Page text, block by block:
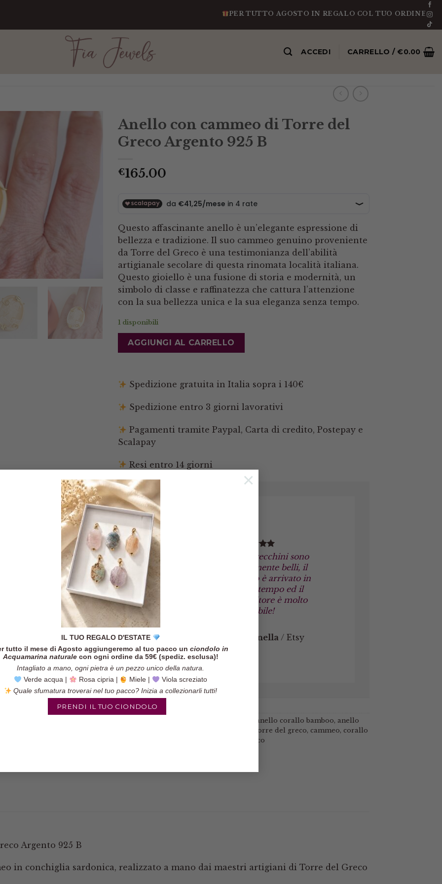
IL TUO REGALO D'ESTATE
tutto il mese di Agosto aggiungeremo al tuo pacco un ciondolo in
Acquamarina naturalecon ogni ordine da 59€ (spediz. esclusa)!
Intagliato a mano, ogni pietra è un pezzo unico della natura.
Verde acqua |
Rosa cipria | Miele |
Viola screziato
Quale sfumatura troverai nel tuo pacco? Inizia a collezionarli tutti!
PRENDI IL TUO CIONDOLO
×
PER TUTTO AGOSTO IN REGALO COL TUO ORDINE UN
ACCEDI CARRELLO /€0.00
Anello con cammeo di Torre del
Greco Argento 925 B
€165.00
Questo affascinante anello è un’elegante espressione di
bellezza e tradizione. Il suo cammeo genuino proveniente
da Torre del Greco è una testimonianza dell’abilità
artigianale secolare di questa rinomata località italiana.
Questo gioiello è una fusione di storia e modernità, un
simbolo di classe e raffinatezza che cattura l’attenzione
con la sua bellezza unica e la sua eleganza senza tempo.
1 disponibili
AGGIUNGI AL CARRELLO
Spedizione gratuita in Italia sopra i 140€
Spedizione entro 3 giorni lavorativi
Pagamenti tramite Paypal, Carta di credito, Postepay e
Scalapay
Resi entro 14 giorni
Gli orecchini sono
veramente belli, il
pacco è arrivato in
poco tempo ed il
venditore è molto
affidabile!
Marinella / Etsy
Categorie:Anelli
anello corallo bamboo, anello
anello torre del greco, cammeo, corallo
torre del greco
Argento 925 B
in conchiglia sardonica, realizzato a mano dai maestri artigiani di Torre del Greco